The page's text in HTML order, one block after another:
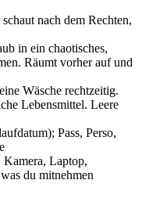
nach dem Rechten,
in ein chaotisches,
Räumt vorher auf und
Wäsche rechtzeitig.
Lebensmittel. Leere
Pass, Perso,
Laptop,
du mitnehmen